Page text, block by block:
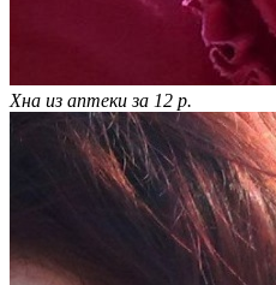
Хна из аптеки за 12 р.